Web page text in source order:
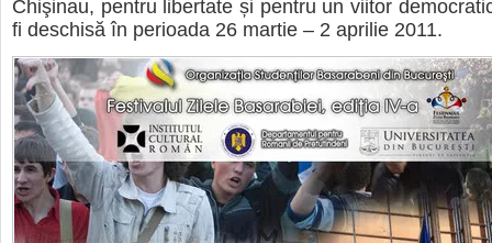
Chişinau, pentru libertate și pentru un viitor
fi deschisă în perioada 26 martie – 2 aprilie 2011.